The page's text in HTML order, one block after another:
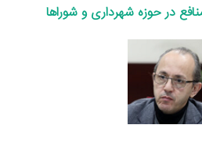
در حوزه شهرداری و شوراها